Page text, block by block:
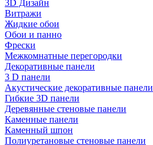
3D Дизайн
Витражи
Жидкие обои
Обои и панно
Фрески
Межкомнатные перегородки
Декоративные панели
3 D панели
Акустические декоративные панели
Гибкие 3D панели
Деревянные стеновые панели
Каменные панели
Каменный шпон
Полиуретановые стеновые панели